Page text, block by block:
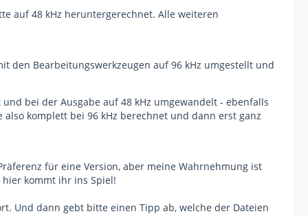
auf 48 kHz heruntergerechnet. Alle weiteren
den Bearbeitungswerkzeugen auf 96 kHz umgestellt und
bei der Ausgabe auf 48 kHz umgewandelt - ebenfalls
komplett bei 96 kHz berechnet und dann erst ganz
für eine Version, aber meine Wahrnehmung ist
kommt ihr ins Spiel!
Und dann gebt bitte einen Tipp ab, welche der Dateien